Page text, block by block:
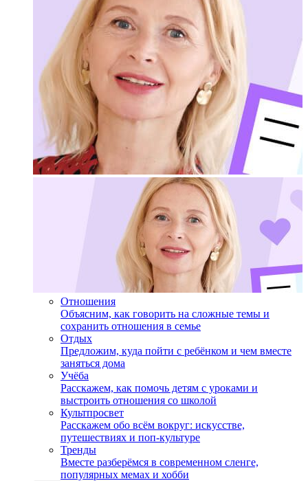
Отношения
Объясним, как говорить на сложные темы и
сохранить отношения в семье
Отдых
Предложим, куда пойти с ребёнком и чем вместе
заняться дома
Учёба
Расскажем, как помочь детям с уроками и
выстроить отношения со школой
Культпросвет
Расскажем обо всём вокруг: искусстве,
путешествиях и поп-культуре
Тренды
Вместе разберёмся в современном сленге,
популярных мемах и хобби